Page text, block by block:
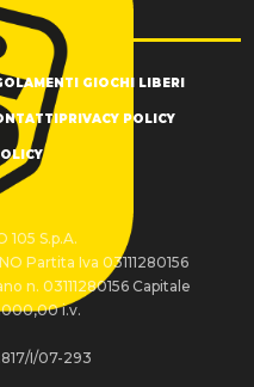
GIOCHI LIBERI
PRIVACY POLICY
105 S.p.A.
Partita Iva 03111280156
n. 03111280156 Capitale
i.v.
I/07-293